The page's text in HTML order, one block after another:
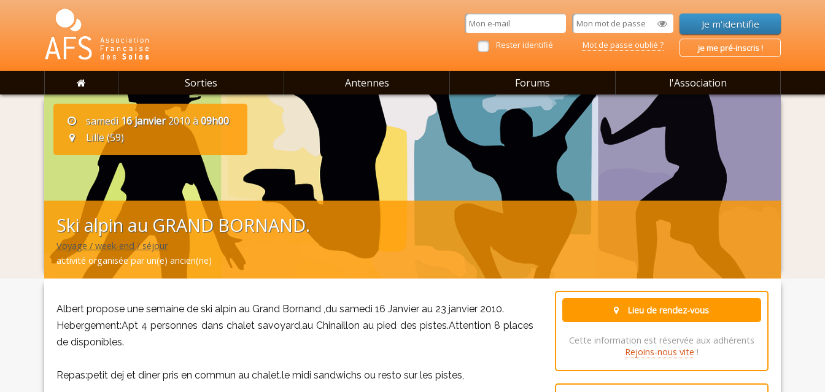
Rester identifié Mot de passe oublié ? je me pré-inscris !
Sorties Antennes Forums l'Association
samedi 16 janvier2010 à09h00
Lille (59)
Ski alpin au GRAND BORNAND.
Voyage / week-end / séjour
activité organisée par un(e) ancien(ne)
Albert propose une semaine de ski alpin au Grand Bornand ,du samedi 16 Janvier au 23 janvier 2010.
Hebergement:Apt 4 personnes dans chalet savoyard,au Chinaillon au pied des pistes.Attention 8 places
de disponibles.
Repas:petit dej et diner pris en commun au chalet.le midi sandwichs ou resto sur les pistes,
Lieu de rendez-vous
Cette information est réservée aux adhérents
Rejoins-nous vite !